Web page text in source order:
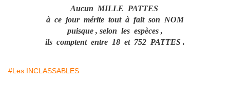
Aucun MILLE PATTES
à ce jour mérite tout à fait son NOM
puisque , selon les espèces ,
ils comptent entre 18 et 752 PATTES .
#Les INCLASSABLES